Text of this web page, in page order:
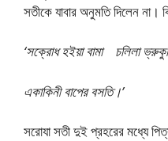
সতীকে যাবার অনুমতি দিলেন
‘সক্রোধ হইয়া বামা চলিলা
একাকিনী বাপের বসতি।’
সরোযা সতী দুই প্রহরের মধ্যে